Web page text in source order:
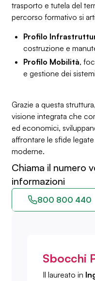
trasporto e tutela del
percorso formativo si
Profilo
costruzione e
Profilo Mobilità,
e gestione dei
Grazie a questa
visione integrata che
ed economici,
affrontare le sfide
moderne.
Chiama il numero
informazioni
800 800 440
Sbocchi
Il laureato in